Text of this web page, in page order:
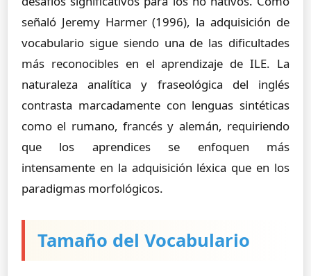
señaló Jeremy Harmer (1996), la adquisición de
vocabulario sigue siendo una de las dificultades
más reconocibles en el aprendizaje de ILE. La
naturaleza analítica y fraseológica del inglés
contrasta marcadamente con lenguas sintéticas
como el rumano, francés y alemán, requiriendo
que los aprendices se enfoquen más
intensamente en la adquisición léxica que en los
paradigmas morfológicos.
Tamaño del Vocabulario